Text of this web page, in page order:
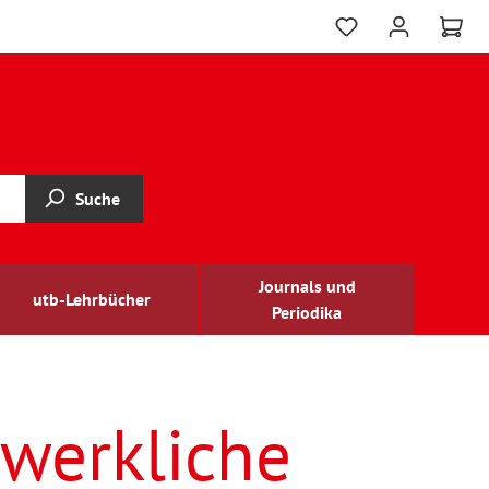
Suche
utb-Lehrbücher
Journals und
Periodika